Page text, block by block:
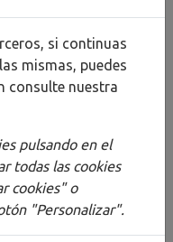
si continuas
mismas, puedes
consulte nuestra
pulsando en el
todas las cookies
cookies" o
"Personalizar".